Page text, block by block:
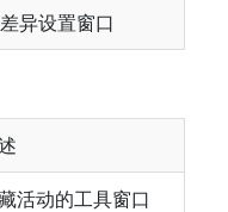
异设置窗口
活动的工具窗口